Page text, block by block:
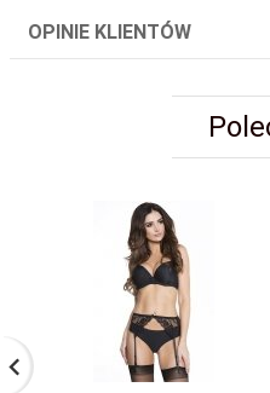
OPINIE KLIENTÓW